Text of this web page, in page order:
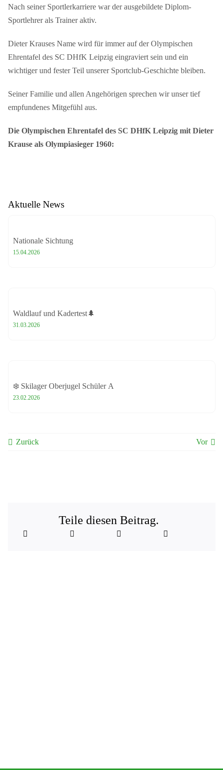
Nach seiner Sportlerkarriere war der ausgebildete Diplom-
Sportlehrer als Trainer aktiv.
Dieter Krauses Name wird für immer auf der Olympischen
Ehrentafel des SC DHfK Leipzig eingraviert sein und ein
wichtiger und fester Teil unserer Sportclub-Geschichte bleiben.
Seiner Familie und allen Angehörigen sprechen wir unser tief
empfundenes Mitgefühl aus.
Die Olympischen Ehrentafel des SC DHfK Leipzig mit Dieter
Krause als Olympiasieger 1960:
Aktuelle News
Nationale Sichtung
15.04.2026
Waldlauf und Kadertest🌲
31.03.2026
❄️ Skilager Oberjugel Schüler A
23.02.2026
Zurück Vor
Teile diesen Beitrag.